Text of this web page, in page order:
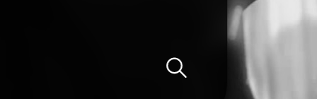
Suche öffnen